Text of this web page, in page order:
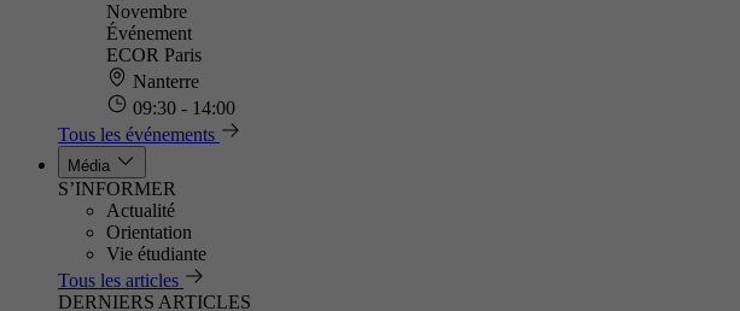
Novembre
Événement
ECOR Paris
Nanterre
09:30 - 14:00
Tous les événements
Média
S’INFORMER
Actualité
Orientation
Vie étudiante
Tous les articles
DERNIERS ARTICLES